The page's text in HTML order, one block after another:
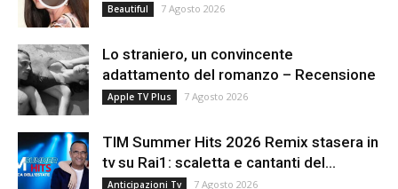
Beautiful 7 Agosto 2026
Lo straniero, un convincente
adattamento del romanzo – Recensione
Apple TV Plus 7 Agosto 2026
TIM Summer Hits 2026 Remix stasera in
tv su Rai1: scaletta e cantanti del...
Anticipazioni Tv 7 Agosto 2026